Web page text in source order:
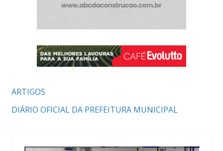
ARTIGOS
DIÁRIO OFICIAL DA PREFEITURA MUNICIPAL